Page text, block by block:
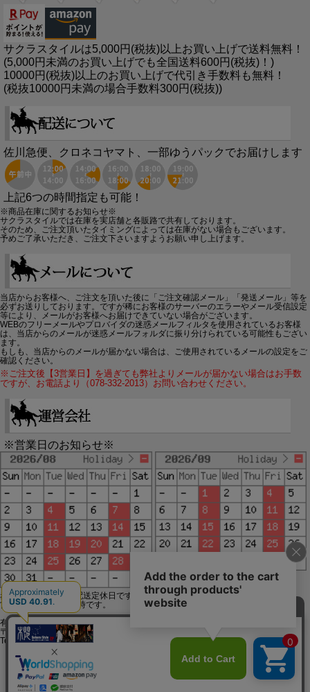
サクラスタイルは5,000円(税抜)以上お買い上げで送料無料！
(5,000円未満のお買い上げでも全国送料600円(税抜)！)
10000円(税抜)以上のお買い上げで代引き手数料も無料！
(税抜10000円未満の場合手数料300円(税抜))
佐川急便、クロネコヤマト、一部ゆうパックでお届けします
上記6つの時間指定も可能！
※商品在庫に関するお知らせ※
サクラスタイルでは在庫を実店舗と各販路で共有しております。
そのため、ご注文頂いたタイミングによっては在庫がない場合もございます。
予めご了承いただき、ご注文下さいますようお願い申し上げます。
当店からお客様へ、ご注文を頂いた後に「ご注文確認メール」「発送メール」等を
必ずお送りしております。ですが稀にお客様のサーバーのエラーやメール受信設定
等により、メールがお客様へお届けできていない場合がございます。
WEBのフリーメールやプロバイダの迷惑メールフィルタを使用されているお客様
は、当店からのメールが迷惑メールフォルダに振り分けられている可能性もござい
ます。
もしも、当店からのメールが届かない場合は、ご使用されているメールの設定をご
確認ください。
※ご注文後【3営業日】を過ぎても弊社よりメールが届かない場合はお手数
ですが、お電話より（078-332-2013）お問い合わせください。
※営業日のお知らせ※
赤字で塗られた日は配送定休日です。
営業時間は11時～19時です。
有限会社ジップジップ SakuraStyle通販事業部
〒650-0021 神戸市中央区三宮町3-9-19イトウビル1,4F
Tel:078-332-2013 FAX:078-333-6644
SSL/TLSとは?